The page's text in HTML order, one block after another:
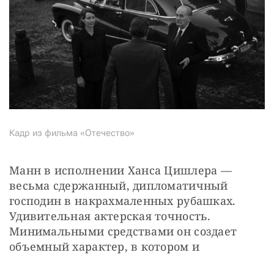
Кадр из фильма «Отечество»
Манн в исполнении Ханса Цишлера —
весьма сдержанный, дипломатичный
господин в накрахмаленных рубашках.
Удивительная актерская точность.
Минимальными средствами он создает
объемный характер, в котором и